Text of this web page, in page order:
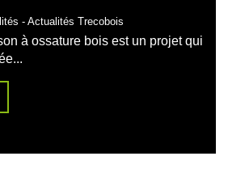
-Actualités Trecobois
à ossature bois est un projet qui